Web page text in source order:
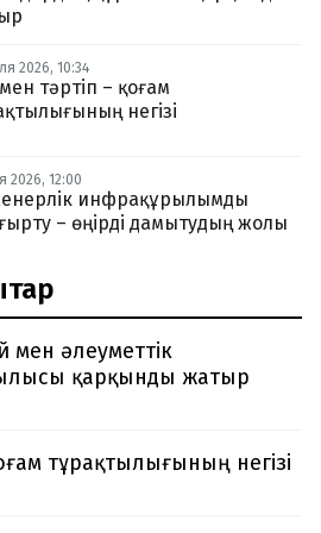
2026, 10:34
тәртіп – қоғам
негізі
2026, 12:00
инфрақұрылымды
– өңірді дамытудың жолы
мен әлеуметтік
қарқынды жатыр
тұрақтылығының негізі